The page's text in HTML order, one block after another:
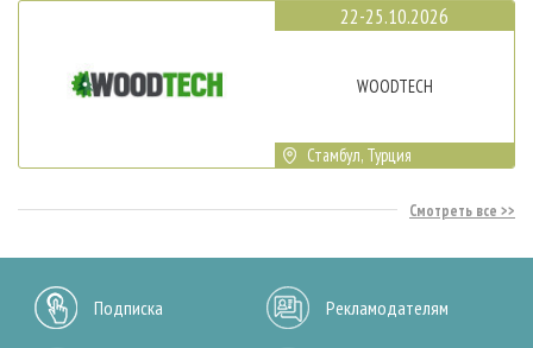
22-25.10.2026
WOODTECH
Стамбул, Турция
Смотреть все
Подписка Рекламодателям